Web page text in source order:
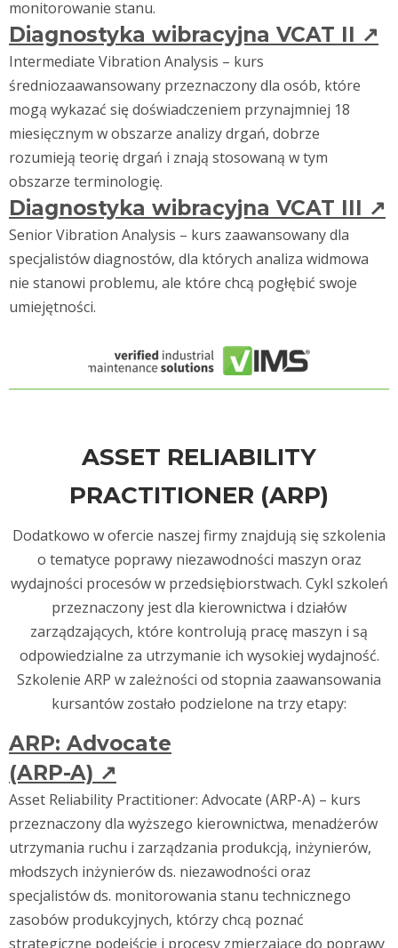
monitorowanie stanu.
Diagnostyka wibracyjna VCAT II ↗
Intermediate Vibration Analysis – kurs
średniozaawansowany przeznaczony dla osób, które
mogą wykazać się doświadczeniem przynajmniej 18
miesięcznym w obszarze analizy drgań, dobrze
rozumieją teorię drgań i znają stosowaną w tym
obszarze terminologię.
Diagnostyka wibracyjna VCAT III ↗
Senior Vibration Analysis – kurs zaawansowany dla
specjalistów diagnostów, dla których analiza widmowa
nie stanowi problemu, ale które chcą pogłębić swoje
umiejętności.
ASSET RELIABILITY
PRACTITIONER (ARP)
Dodatkowo w ofercie naszej firmy znajdują się szkolenia
o tematyce poprawy niezawodności maszyn oraz
wydajności procesów w przedsiębiorstwach. Cykl szkoleń
przeznaczony jest dla kierownictwa i działów
zarządzających, które kontrolują pracę maszyn i są
odpowiedzialne za utrzymanie ich wysokiej wydajność.
Szkolenie ARP w zależności od stopnia zaawansowania
kursantów zostało podzielone na trzy etapy:
ARP: Advocate
(ARP-A) ↗
Asset Reliability Practitioner: Advocate (ARP-A) – kurs
przeznaczony dla wyższego kierownictwa, menadżerów
utrzymania ruchu i zarządzania produkcją, inżynierów,
młodszych inżynierów ds. niezawodności oraz
specjalistów ds. monitorowania stanu technicznego
zasobów produkcyjnych, którzy chcą poznać
strategiczne podejście i procesy zmierzające do poprawy